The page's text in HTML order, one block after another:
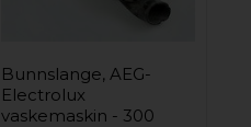
Bunnslange, AEG-
Electrolux
vaskemaskin - 300